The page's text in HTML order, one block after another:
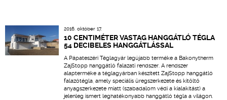
2016. október 17.
10 CENTIMÉTER VASTAG HANGGÁTLÓ TÉGLA
54 DECIBELES HANGGÁTLÁSSAL
A Pápateszéri Téglagyár legújabb terméke a Bakonytherm
ZajStopp hanggátló falazati rendszer. A rendszer
alapterméke a téglagyárban készített ZajStopp hanggátló
falazótégla, amely speciális üregszerkezete és kitöltő
anyagszerkezete miatt (szabadalom védi a kialakítást) a
jelenleg ismert leghatékonyabb hanggátló tégla a világon.